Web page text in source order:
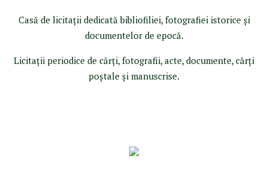
Casă de licitaţii dedicată bibliofiliei, fotografiei istorice şi
documentelor de epocă.
Licitaţii periodice de cărţi, fotografii, acte, documente, cărţi
poştale şi manuscrise.